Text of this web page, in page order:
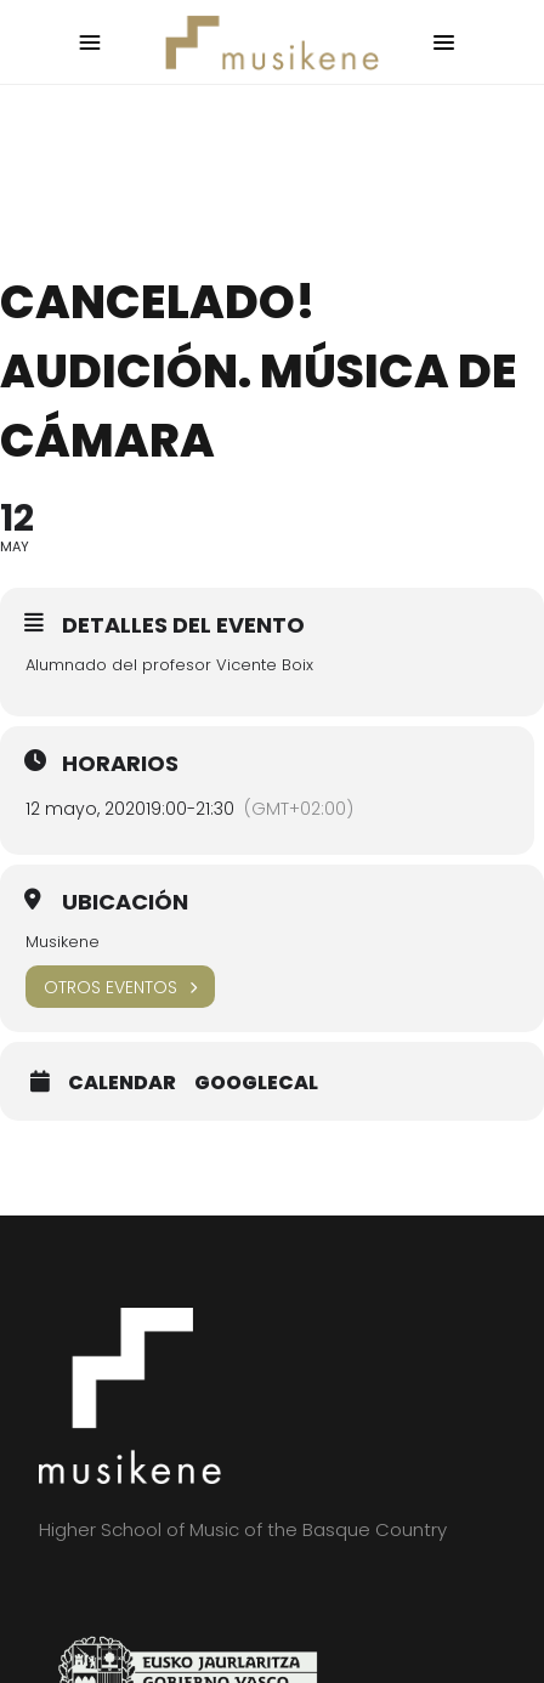
CANCELADO!
AUDICIÓN. MÚSICA DE
CÁMARA
12
MAY
DETALLES DEL EVENTO
Alumnado del profesor Vicente Boix
HORARIOS
12 mayo, 202019:00-21:30 (GMT+02:00)
UBICACIÓN
Musikene
OTROS EVENTOS
CALENDAR GOOGLECAL
Higher School of Music of the Basque Country